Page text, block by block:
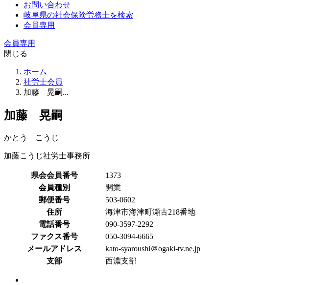
お問い合わせ
岐阜県の社会保険労務士を検索
会員専用
会員専用
閉じる
ホーム
社労士会員
加藤 晃嗣...
加藤 晃嗣
かとう こうじ
加藤こうじ社労士事務所
県会会員番号
1373
会員種別
開業
郵便番号
503-0602
住所
海津市海津町瀬古218番地
電話番号
090-3597-2292
ファクス番号
050-3094-6665
メールアドレス
kato-syaroushi＠ogaki-tv.ne.jp
支部
西濃支部